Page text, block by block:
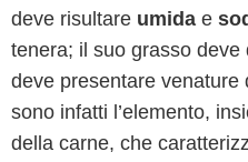
deve risultare umida e
tenera; il suo grasso
deve presentare venature
sono infatti l’elemento,
della carne, che